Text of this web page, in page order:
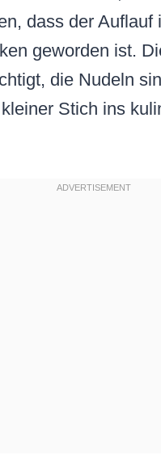
dass der Auflauf
geworden ist.
die Nudeln
Stich ins